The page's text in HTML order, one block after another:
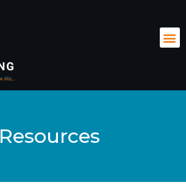
Resources